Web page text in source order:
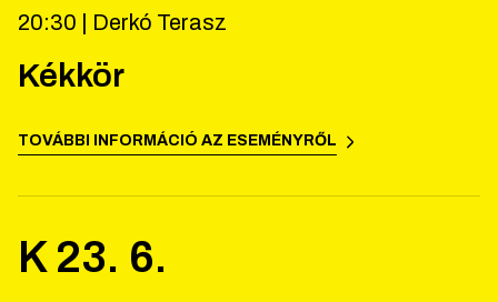
20:30 | Derkó Terasz
Kékkör
TOVÁBBI INFORMÁCIÓ AZ ESEMÉNYRŐL
K 23. 6.